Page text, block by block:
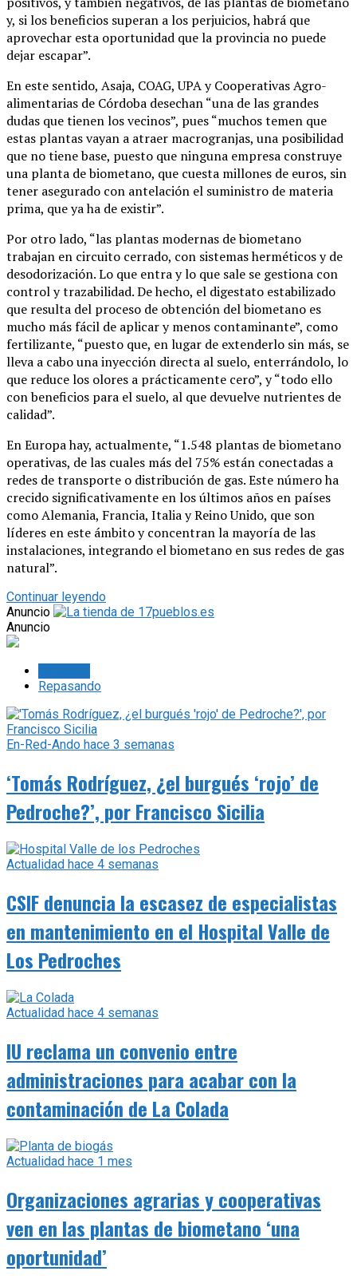
y, si los beneficios superan a los perjuicios, habrá que
aprovechar esta oportunidad que la provincia no puede
dejar escapar”.
En este sentido, Asaja, COAG, UPA y Cooperativas Agro-
alimentarias de Córdoba desechan “una de las grandes
dudas que tienen los vecinos”, pues “muchos temen que
estas plantas vayan a atraer macrogranjas, una posibilidad
que no tiene base, puesto que ninguna empresa construye
una planta de biometano, que cuesta millones de euros, sin
tener asegurado con antelación el suministro de materia
prima, que ya ha de existir”.
Por otro lado, “las plantas modernas de biometano
trabajan en circuito cerrado, con sistemas herméticos y de
desodorización. Lo que entra y lo que sale se gestiona con
control y trazabilidad. De hecho, el digestato estabilizado
que resulta del proceso de obtención del biometano es
mucho más fácil de aplicar y menos contaminante”, como
fertilizante, “puesto que, en lugar de extenderlo sin más, se
lleva a cabo una inyección directa al suelo, enterrándolo, lo
que reduce los olores a prácticamente cero”, y “todo ello
con beneficios para el suelo, al que devuelve nutrientes de
calidad”.
En Europa hay, actualmente, “1.548 plantas de biometano
operativas, de las cuales más del 75% están conectadas a
redes de transporte o distribución de gas. Este número ha
crecido significativamente en los últimos años en países
como Alemania, Francia, Italia y Reino Unido, que son
líderes en este ámbito y concentran la mayoría de las
instalaciones, integrando el biometano en sus redes de gas
natural”.
Continuar leyendo
Anuncio
Anuncio
Repasando
En-Red-Ando hace 3 semanas
‘Tomás Rodríguez, ¿el burgués ‘rojo’ de
Pedroche?’, por Francisco Sicilia
Actualidad hace 4 semanas
CSIF denuncia la escasez de especialistas
en mantenimiento en el Hospital Valle de
Los Pedroches
Actualidad hace 4 semanas
IU reclama un convenio entre
administraciones para acabar con la
contaminación de La Colada
Actualidad hace 1 mes
Organizaciones agrarias y cooperativas
ven en las plantas de biometano ‘una
oportunidad’